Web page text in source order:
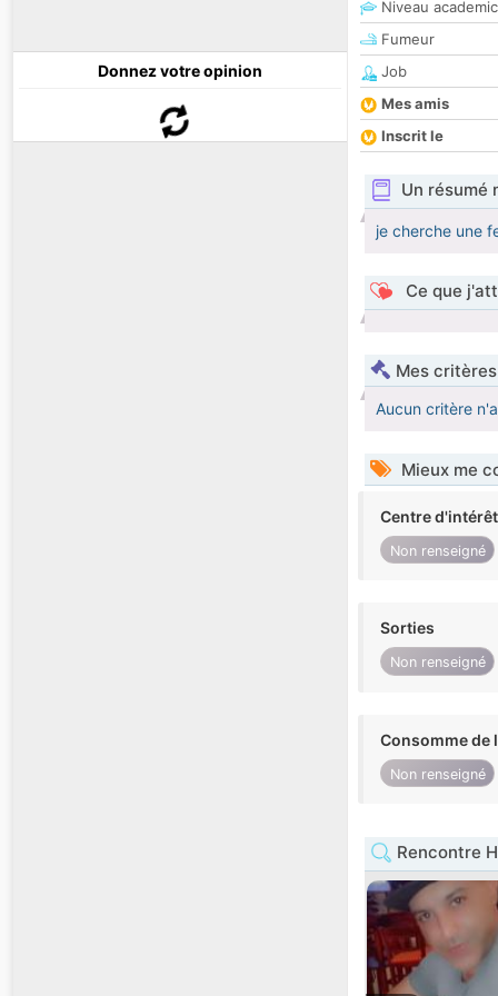
Donnez votre opinion
Niveau academic
Fumeur
Job
Mes amis
Inscrit le
Un résumé
je cherche une
Ce que
Mes
Aucun critère
Mieux me
Centre
Non renseigné
Sorties
Non renseigné
Consomme de
Non renseigné
Rencontre